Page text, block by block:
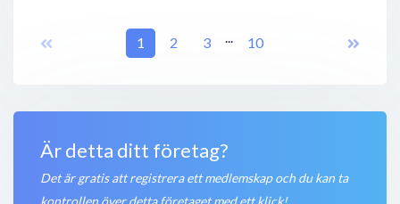
Är detta ditt företag?
Det är gratis att registrera ett medlemskap och du kan ta
kontrollen över detta företaget med ett klick!
Hammargatan 3 781 71 Borlänge
Stängt nu
Be-Ge personbilar AB
1 2 3 ... 10